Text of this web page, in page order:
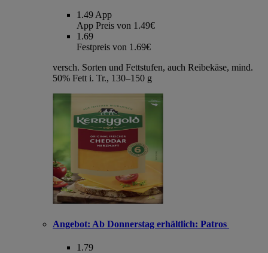
1.49 App
App Preis von 1.49€
1.69
Festpreis von 1.69€
versch. Sorten und Fettstufen, auch Reibekäse, mind.
50% Fett i. Tr., 130–150 g
Angebot: Ab Donnerstag erhältlich: Patros
1.79